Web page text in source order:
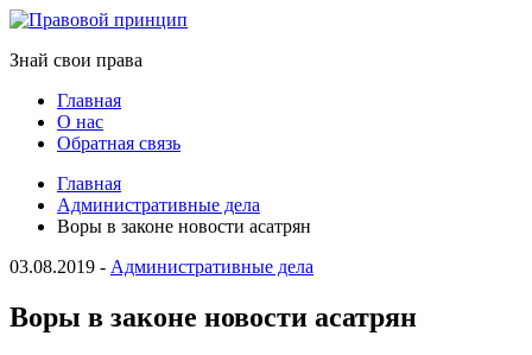
Знай свои права
Главная
О нас
Обратная связь
Главная
Административные дела
Воры в законе новости асатрян
03.08.2019 - Административные дела
Воры в законе новости асатрян